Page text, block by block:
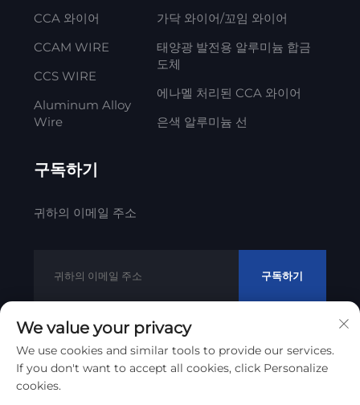
CCA 와이어
CCAM WIRE
CCS WIRE
Aluminum Alloy
Wire
가닥 와이어/꼬임 와이어
태양광 발전용 알루미늄 합금
도체
에나멜 처리된 CCA 와이어
은색 알루미늄 선
구독하기
귀하의 이메일 주소
구독하기
저작권 © 2012 - 2023 리통 케이블 테크놀로지 코., Ltd
개인정보 보호 정책
We value your privacy
We use cookies and similar tools to provide our services.
If you don't want to accept all cookies, click Personalize
cookies.